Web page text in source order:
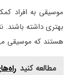
موسیقی به افراد
بهتری داشته
هستند که موسیقی
مطالعه کنید